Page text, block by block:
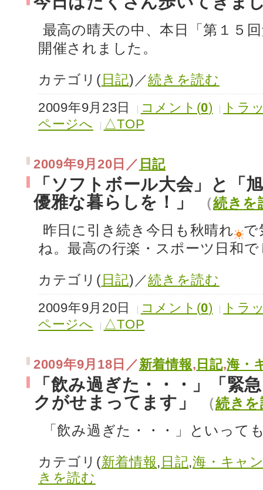
最高の晴天の中、本日「第１５
開催されました。
カテゴリ(日記)／続きを読む
2009年9月23日 コメント(0)
トラ
ページへ
△TOP
2009年9月20日／ 日記
「ソフトボール大会」と「
優雅な暮らしを！」
（続きを
昨日に引き続き今日も秋晴れ
で
ね。最高の行楽・スポーツ日和
カテゴリ(日記)／続きを読む
2009年9月20日 コメント(0)
トラ
ページへ
△TOP
2009年9月18日／新着情報, 日記,海・
「飲み過ぎた・・・」「緊
クがせまってます」
（続き
「飲み過ぎた・・・」といって
カテゴリ(新着情報,日記,海・キャ
きを読む